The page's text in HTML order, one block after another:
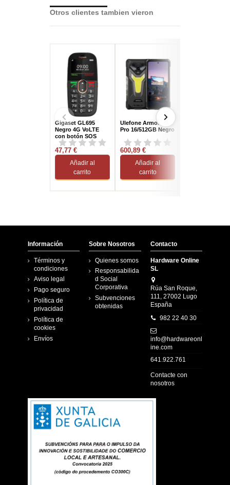
Otros clientes tambien vieron
Gigaset GL695
Negro 4G VoLTE
con botón SOS
47,77 €
Añadir al
carrito
Ulefone Armor 34
Pro 16/512GB Negro
600,89 €
Añadir al
carrito
Información
Términos y
condiciones
Aviso legal
Pago seguro
Política de
privacidad
Política de
cookies
Envíos
Sobre Nosotros
Quienes somos
Responsabilida
d Social
Corporativa
Subvenciones
obtenidas
Contacto
Hardware Online
SL
Rúa San Roque,
111, 27002 Lugo
España
982 22 40 30
info@hardwareonl
ine.com
641.922.761
Contacte con
nosotros